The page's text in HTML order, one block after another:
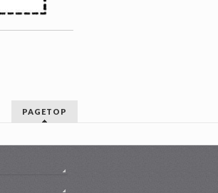
PAGETOP